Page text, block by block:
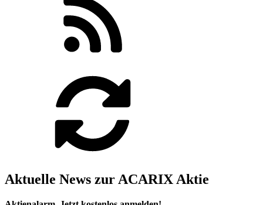
Aktuelle News zur ACARIX Aktie